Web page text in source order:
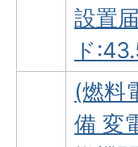
設置
ド
(燃料
備 変